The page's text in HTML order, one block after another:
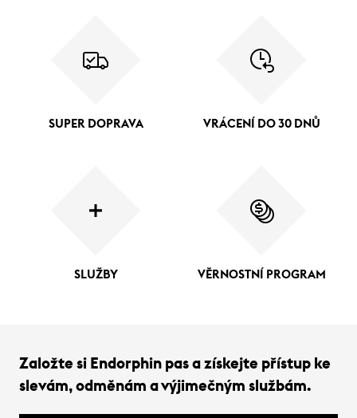
SUPER DOPRAVA VRÁCENÍ DO 30 DNŮ
SLUŽBY VĚRNOSTNÍ PROGRAM
Založte si Endorphin pas a získejte přístup ke
slevám, odměnám a výjimečným službám.